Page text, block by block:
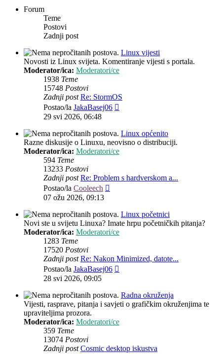
Forum
Teme
Postovi
Zadnji post
Linux vijesti
Novosti iz Linux svijeta. Komentiranje vijesti s portala.
Moderator/ica: Moderatori/ce
1938 Teme
15748 Postovi
Zadnji post Re: StormOS
Postao/la JakaBasej06
29 svi 2026, 06:48
Linux općenito
Razne diskusije o Linuxu, neovisno o distribuciji.
Moderator/ica: Moderatori/ce
594 Teme
13233 Postovi
Zadnji post Re: Problem s hardverskom a...
Postao/la Cooleech
07 ožu 2026, 09:13
Linux početnici
Novi ste u svijetu Linuxa? Imate hrpu početničkih pitanja?
Moderator/ica: Moderatori/ce
1283 Teme
17520 Postovi
Zadnji post Re: Nakon Minimized, datote...
Postao/la JakaBasej06
28 svi 2026, 09:05
Radna okruženja
Vijesti, rasprave, pitanja i savjeti o grafičkim okruženjima te
upraviteljima prozora.
Moderator/ica: Moderatori/ce
359 Teme
13074 Postovi
Zadnji post Cosmic desktop iskustva